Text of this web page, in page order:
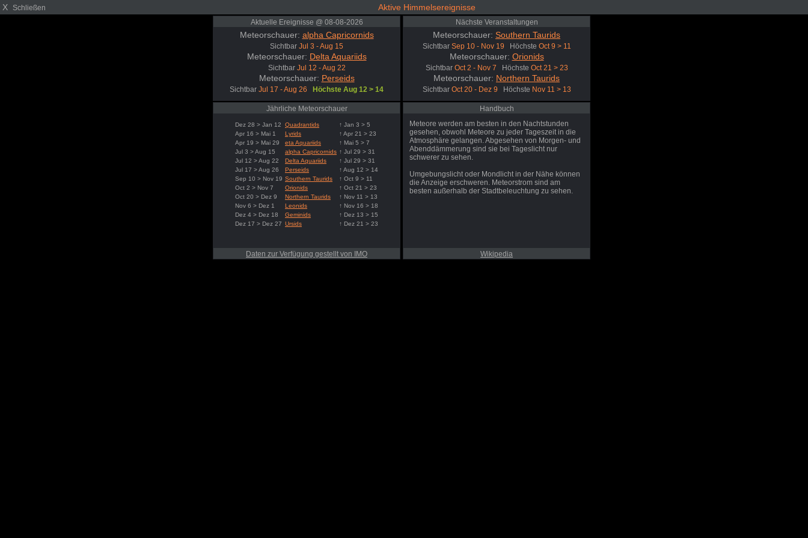
X Schließen Aktive Himmelsereignisse
Aktuelle Ereignisse @ 08-08-2026
Meteorschauer: alpha Capricornids
Sichtbar Jul 3 - Aug 15
Meteorschauer: Delta Aquariids
Sichtbar Jul 12 - Aug 22
Meteorschauer: Perseids
Sichtbar Jul 17 - Aug 26 Höchste Aug 12 > 14
Nächste Veranstaltungen
Meteorschauer: Southern Taurids
Sichtbar Sep 10 - Nov 19 Höchste Oct 9 > 11
Meteorschauer: Orionids
Sichtbar Oct 2 - Nov 7 Höchste Oct 21 > 23
Meteorschauer: Northern Taurids
Sichtbar Oct 20 - Dez 9 Höchste Nov 11 > 13
Jährliche Meteorschauer
Dez 28 > Jan 12 Quadrantids
↑ Jan 3 > 5
Apr 16 > Mai 1
Lyrids
↑ Apr 21 > 23
Apr 19 > Mai 29
eta Aquariids
↑ Mai 5 > 7
Jul 3 > Aug 15
alpha Capricornids ↑ Jul 29 > 31
Jul 12 > Aug 22
Delta Aquariids
↑ Jul 29 > 31
Jul 17 > Aug 26
Perseids
↑ Aug 12 > 14
Sep 10 > Nov 19 Southern Taurids
↑ Oct 9 > 11
Oct 2 > Nov 7
Orionids
↑ Oct 21 > 23
Oct 20 > Dez 9
Northern Taurids
↑ Nov 11 > 13
Nov 6 > Dez 1
Leonids
↑ Nov 16 > 18
Dez 4 > Dez 18
Geminids
↑ Dez 13 > 15
Dez 17 > Dez 27 Ursids ↑ Dez 21 > 23
Daten zur Verfügung gestellt von IMO
Handbuch
Meteore werden am besten in den Nachtstunden
gesehen, obwohl Meteore zu jeder Tageszeit in die
Atmosphäre gelangen. Abgesehen von Morgen- und
Abenddämmerung sind sie bei Tageslicht nur
schwerer zu sehen.
Umgebungslicht oder Mondlicht in der Nähe können
die Anzeige erschweren. Meteorstrom sind am
besten außerhalb der Stadtbeleuchtung zu sehen.
Wikipedia